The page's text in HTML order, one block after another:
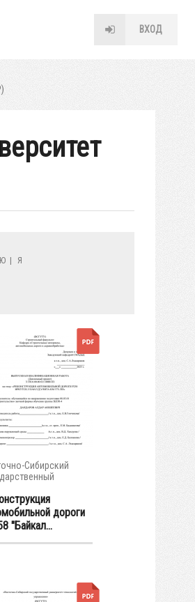
ВХОД
Ю | Я
Сибирский
дороги
"Байкал...